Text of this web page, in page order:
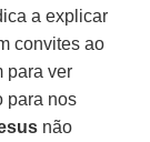
a explicar
convites ao
para ver
para nos
não